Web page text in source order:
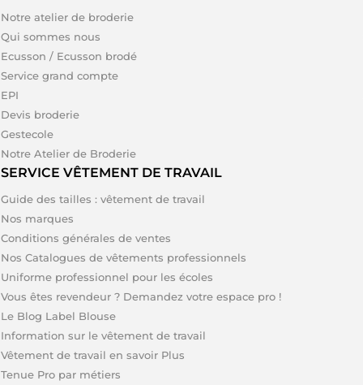
Notre atelier de broderie
Qui sommes nous
Ecusson / Ecusson brodé
Service grand compte
EPI
Devis broderie
Gestecole
Notre Atelier de Broderie
SERVICE VÊTEMENT DE TRAVAIL
Guide des tailles : vêtement de travail
Nos marques
Conditions générales de ventes
Nos Catalogues de vêtements professionnels
Uniforme professionnel pour les écoles
Vous êtes revendeur ? Demandez votre espace pro !
Le Blog Label Blouse
Information sur le vêtement de travail
Vêtement de travail en savoir Plus
Tenue Pro par métiers